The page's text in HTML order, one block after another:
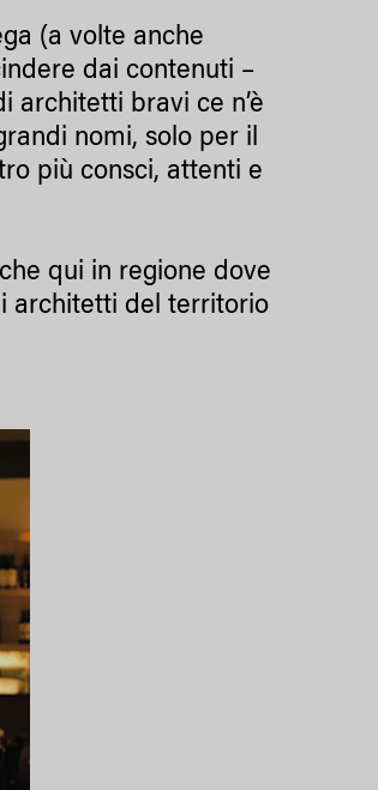
(a volte anche
dai contenuti –
architetti bravi ce n’è
nomi, solo per il
più consci, attenti e
qui in regione dove
architetti del territorio